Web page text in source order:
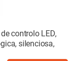
controlo LED,
silenciosa,